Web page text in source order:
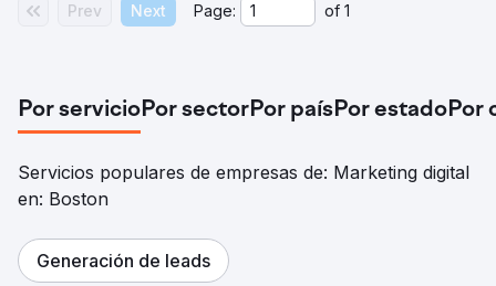
Prev Next Page: of 1
Por servicioPor sectorPor paísPor estadoPor
Servicios populares de empresas de: Marketing digital
en: Boston
Generación de leads